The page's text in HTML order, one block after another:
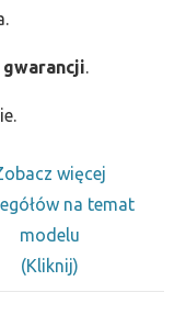
gwarancji.
więcej
na temat
modelu
(Kliknij)